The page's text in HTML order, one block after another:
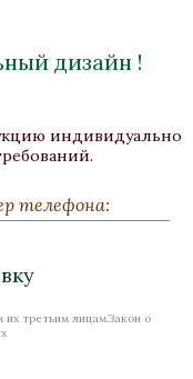
дизайн !
индивидуально
третьим лицам.Закон о